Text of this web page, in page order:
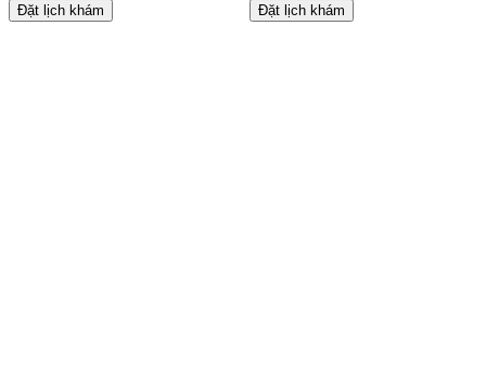
Đặt lịch khám Đặt lịch khám